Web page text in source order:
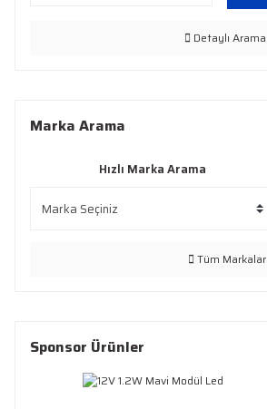
Detaylı Arama
Marka Arama
Hızlı Marka Arama
Tüm Markalar
Sponsor Ürünler